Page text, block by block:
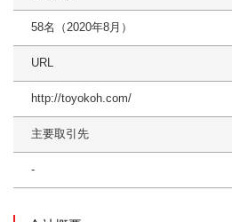
58名（2020年8月）
URL
http://toyokoh.com/
主要取引先
‐